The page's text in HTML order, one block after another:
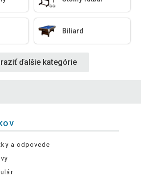
Biliard
ďalšie kategórie
a odpovede